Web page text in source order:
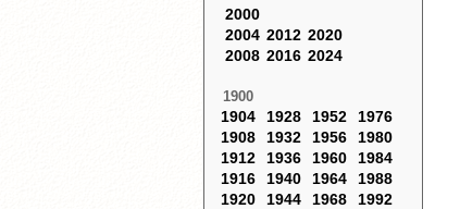
2000
2004
2008
2012
2016
2020
2024
1900
1904
1908
1912
1916
1920
1928
1932
1936
1940
1944
1952
1956
1960
1964
1968
1976
1980
1984
1988
1992